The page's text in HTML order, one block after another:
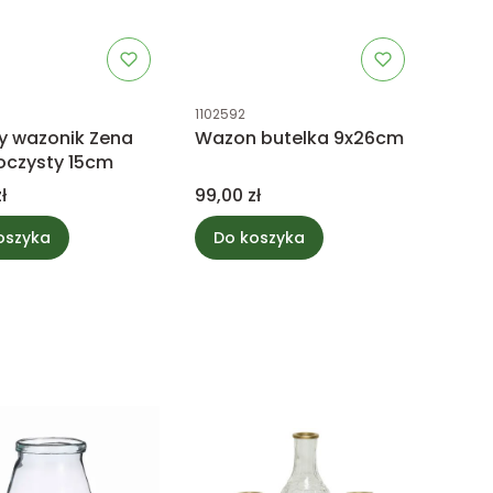
wazonik Zena
15cm
Kod produktu
1102592
Wazon butelka 9x26cm
Cena
99,00 zł
Do koszyka